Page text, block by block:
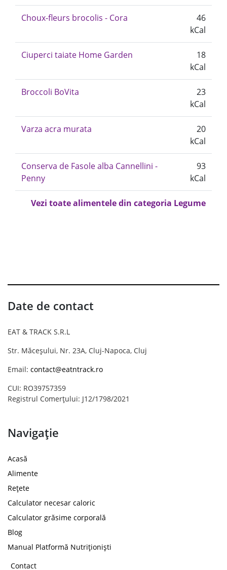
Choux-fleurs brocolis - Cora
46
kCal
Ciuperci taiate Home Garden
18
kCal
Broccoli BoVita
23
kCal
Varza acra murata
20
kCal
Conserva de Fasole alba Cannellini -
Penny
93
kCal
Vezi toate alimentele din categoria Legume
Date de contact
EAT & TRACK S.R.L
Str. Măceșului, Nr. 23A, Cluj-Napoca, Cluj
Email: contact@eatntrack.ro
CUI: RO39757359
Registrul Comerțului: J12/1798/2021
Navigație
Acasă
Alimente
Rețete
Calculator necesar caloric
Calculator grăsime corporală
Blog
Manual Platformă Nutriționiști
Contact